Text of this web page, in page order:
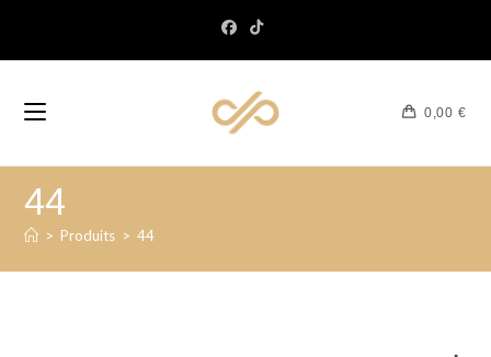
0,00 €
44
> Produits > 44